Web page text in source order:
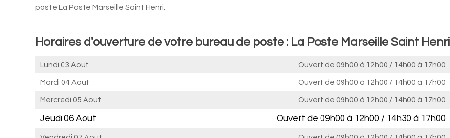
poste La Poste Marseille Saint Henri.
Horaires d'ouverture de votre bureau de poste : La Poste Marseille Saint Henri
Lundi 03 Aout Ouvert de 09h00 à 12h00 / 14h00 à 17h00
Mardi 04 Aout Ouvert de 09h00 à 12h00 / 14h00 à 17h00
Mercredi 05 Aout Ouvert de 09h00 à 12h00 / 14h00 à 17h00
Jeudi 06 Aout Ouvert de 09h00 à 12h00 / 14h30 à 17h00